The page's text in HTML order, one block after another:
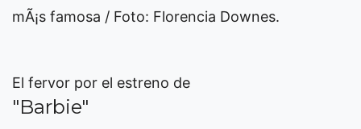
mÃ¡s famosa / Foto: Florencia Downes.
El fervor por el estreno de
"Barbie"